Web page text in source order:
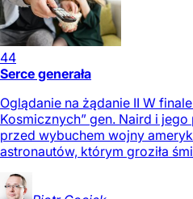
44
Serce generała
Oglądanie na żądanie II W
Kosmicznych” gen. Naird i
przed wybuchem wojny
astronautów, którym groziła